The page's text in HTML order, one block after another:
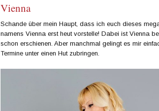
Vienna
Schande über mein Haupt, dass ich euch dieses
namens Vienna erst heut vorstelle! Dabei ist Vienna
schon erschienen. Aber manchmal gelingt es mir
Termine unter einen Hut zubringen.